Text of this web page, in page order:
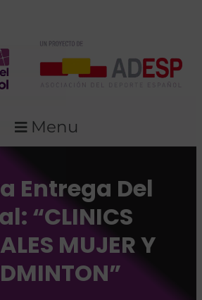
Menu
Entrega Del
“CLINICS
MUJER Y